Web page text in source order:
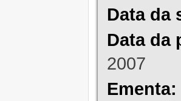
Data da
Data da
2007
Ementa: